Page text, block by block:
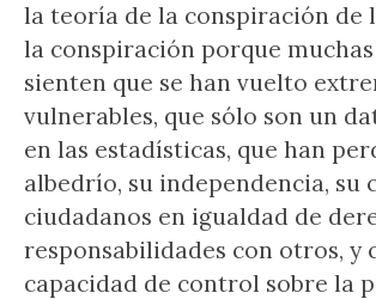
la teoría de la conspiración de
la conspiración porque
sienten que se han vuelto
vulnerables, que sólo son un
en las estadísticas, que han
albedrío, su independencia, su
ciudadanos en igualdad de
responsabilidades con otros, y
capacidad de control sobre la